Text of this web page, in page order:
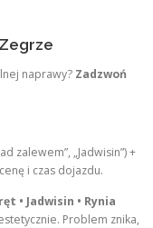
naprawy? Zadzwoń
zalewem”, „Jadwisin”) +
i czas dojazdu.
• Jadwisin • Rynia
Problem znika,